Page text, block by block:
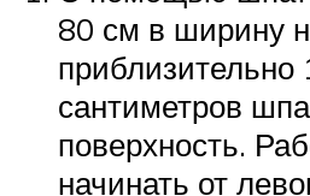
80 см в ширину
приблизительно
сантиметров
поверхность.
начинать от